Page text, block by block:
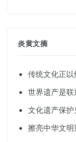
炎黄文摘
传统文化正
世界遗产是
文化遗产保
擦亮中华文